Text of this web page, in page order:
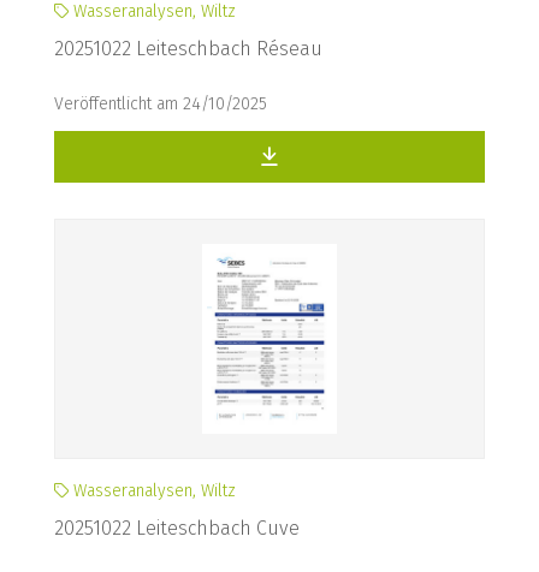
Wasseranalysen, Wiltz
20251022 Leiteschbach Réseau
Veröffentlicht am 24/10/2025
Wasseranalysen, Wiltz
20251022 Leiteschbach Cuve